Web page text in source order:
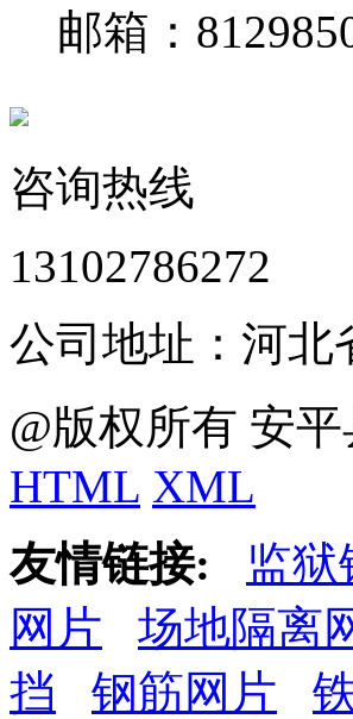
邮箱：
咨询热线
13102786272
公司地址：河北
@版权所有 安
HTML XML
友情链接:
监狱
网片
场地隔离
挡
钢筋网片